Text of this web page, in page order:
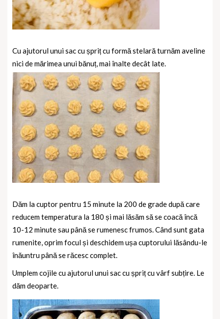
Cu ajutorul unui sac cu șpriț cu formă stelară turnăm aveline
nici de mărimea unui bănuț, mai înalte decât late.
Dăm la cuptor pentru 15 minute la 200 de grade după care
reducem temperatura la 180 și mai lăsăm să se coacă încă
10-12 minute sau până se rumenesc frumos. Când sunt gata
rumenite, oprim focul și deschidem ușa cuptorului lăsându-le
înăuntru până se răcesc complet.
Umplem cojile cu ajutorul unui sac cu șpriț cu vârf subțire. Le
dăm deoparte.